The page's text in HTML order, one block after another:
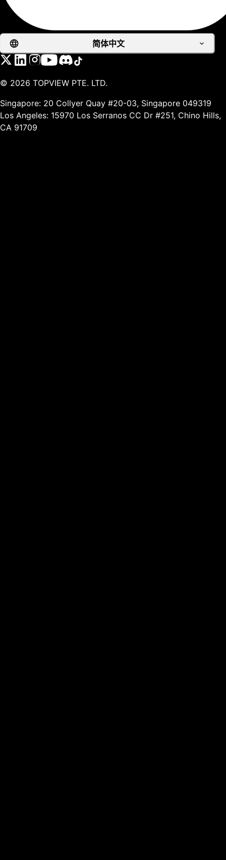
简体中文
© 2026 TOPVIEW PTE. LTD.
Singapore: 20 Collyer Quay #20-03, Singapore 049319
Los Angeles: 15970 Los Serranos CC Dr #251, Chino Hills,
CA 91709